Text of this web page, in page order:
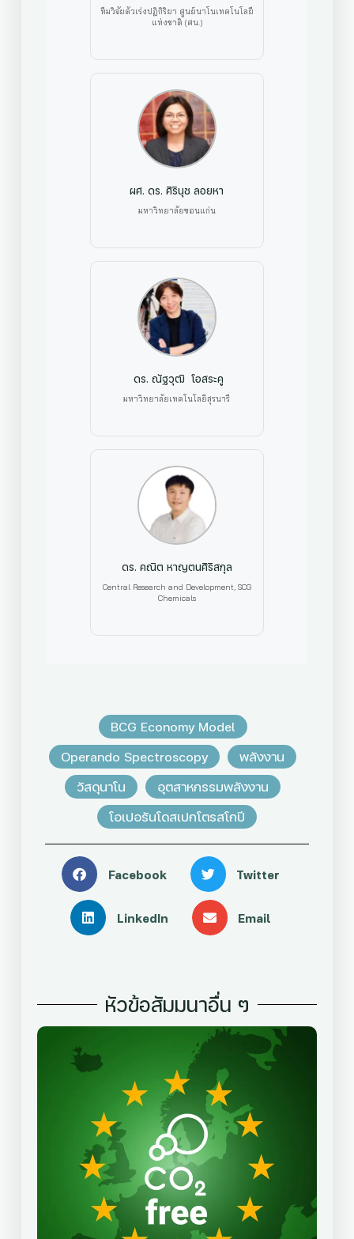
ทีมวิจัยตัวเร่งปฏิกิริยา ศูนย์นาโนเทคโนโลยี
แห่งชาติ (ศน.)
ผศ. ดร. ศิรินุช ลอยหา
มหาวิทยาลัยขอนแก่น
ดร. ณัฐวุฒิ โอสระคู
มหาวิทยาลัยเทคโนโลยีสุรนารี
ดร. คณิต หาญตนศิริสกุล
Central Research and Development, SCG
Chemicals
BCG Economy Model
Operando Spectroscopy
พลังงาน
วัสดุนาโน
อุตสาหกรรมพลังงาน
โอเปอรันโดสเปกโตรสโกปี
Facebook Twitter
LinkedIn Email
หัวข้อสัมมนาอื่น ๆ